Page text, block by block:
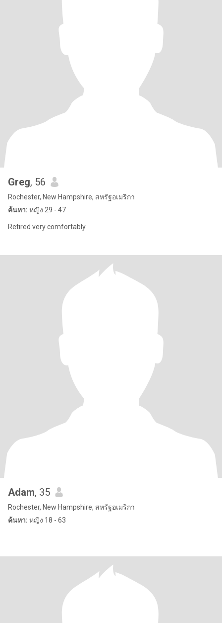
Greg, 56
Rochester, New Hampshire, สหรัฐอเมริกา
ค้นหา: หญิง 29 - 47
Retired very comfortably
Adam, 35
Rochester, New Hampshire, สหรัฐอเมริกา
ค้นหา: หญิง 18 - 63